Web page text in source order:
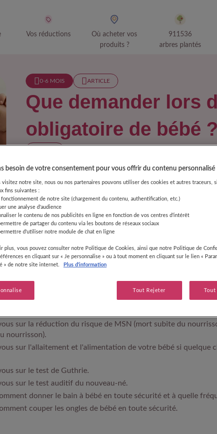
Vos réductions
Où acheter vos
produits ?
911536
arbres plantés
lors de la visite obligatoire de bébé ?
0-6 MOIS​ ARTICLE
Que demander lors
obligatoire de bébé ?
Une visite obligatoire aura lieu après la naissance pour
bonne voie. Lisez notre liste de questions sur tous les
afin d'être prêt lorsque vous verrez votre médecin
les résultats de suivi du poids de bébé sont conformes à son âge.
les habitudes de sommeil de votre bébé sont correctes.
sur la réduction du risque de MSN (mort subite du
nourrisson).
sur l'allaitement et l'alimentation de votre bébé si quelque
sur le test de Guthrie.
sur le test auditif du nouveau-né.
donner le bain à bébé en toute sécurité et à quelle
couper les ongles de bébé en toute sécurité.
besoin de votre consentement pour vous offrir du contenu personnalisé
visitez notre site, nous ou nos partenaires pouvons utiliser des cookies et autres traceurs,
fins suivantes :
de notre site (chargement du contenu, authentification, etc.)
une analyse d'audience
le contenu de nos publicités en ligne en fonction de vos centres d'intérêt
de partager du contenu via les boutons de réseaux sociaux
d'utiliser notre module de chat en ligne
plus, vous pouvez consulter notre Politique de Cookies, ainsi que notre Politique de
en cliquant sur « Je personnalise » ou à tout moment en cliquant sur le lien «
» de notre site internet.
Plus d'information
Tout Rejeter Tout